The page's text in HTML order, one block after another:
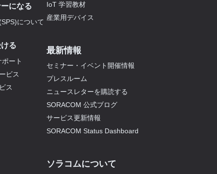
になる
について
る
ート
ビス
ス
IoT 学習教材
産業用デバイス
最新情報
セミナー・イベント開催情報
プレスルーム
ニュースレターを購読する
SORACOM 公式ブログ
サービス更新情報
SORACOM Status Dashboard
ソラコムについて